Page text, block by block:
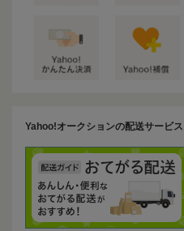
Yahoo!オークションの配送サービス